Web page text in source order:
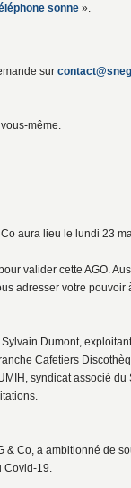
sonne ».
sur
même.
aura lieu le lundi 23
valider cette AGO.
adresser votre pouvoir
Dumont,
Cafetiers
syndicat associé
Co, a ambitionné de
Covid-19.